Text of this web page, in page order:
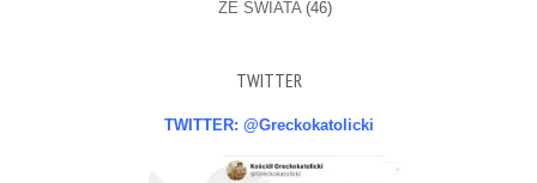
ZE ŚWIATA(46)
TWITTER
TWITTER: @Greckokatolicki